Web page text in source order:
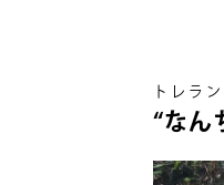
トレラ
“なん